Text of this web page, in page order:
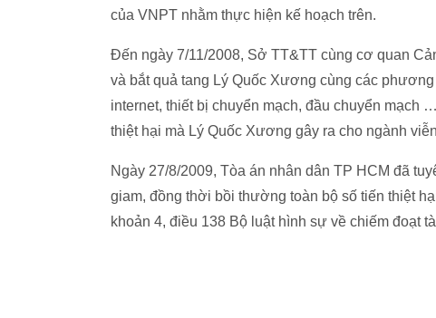
của VNPT nhằm thực hiện kế hoạch trên.
Đến ngày 7/11/2008, Sở TT&TT cùng cơ quan
và bắt quả tang Lý Quốc Xương cùng các
internet, thiết bị chuyển mạch, đầu chuyển mạch
thiệt hại mà Lý Quốc Xương gây ra cho ngành
Ngày 27/8/2009, Tòa án nhân dân TP HCM đã
giam, đồng thời bồi thường toàn bộ số tiến thiệt
khoản 4, điều 138 Bộ luật hình sự về chiếm đoạt